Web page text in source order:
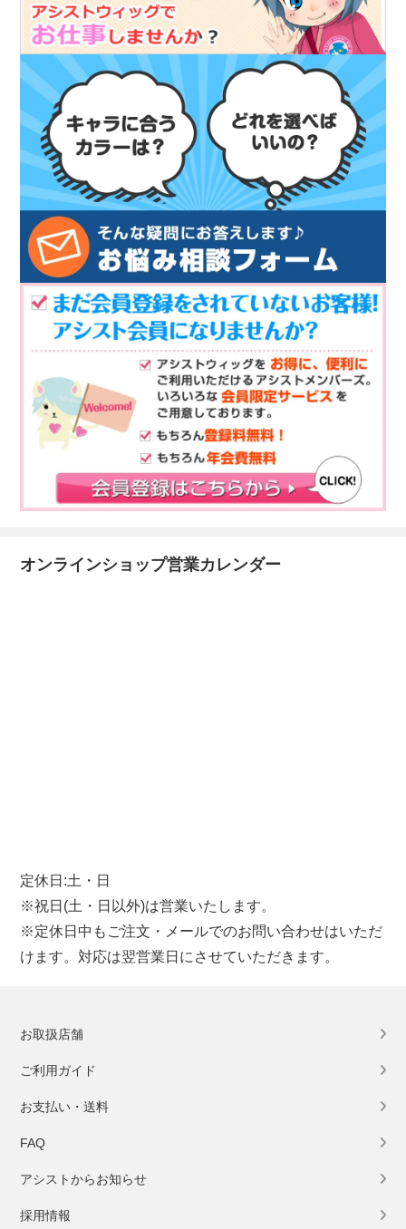
オンラインショップ営業カレンダー
定休日:土・日
※祝日(土・日以外)は営業いたします。
※定休日中もご注文・メールでのお問い合わせはいただ
けます。対応は翌営業日にさせていただきます。
お取扱店舗
ご利用ガイド
お支払い・送料
FAQ
アシストからお知らせ
採用情報